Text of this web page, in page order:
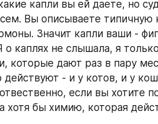
капли вы ей даете, но
Вы описываете типичную
Значит капли ваши -
о каплях не слышала, я
которые дают раз в пару
действуют - и у котов, и у
если вы хотите
хотя бы химию, которая